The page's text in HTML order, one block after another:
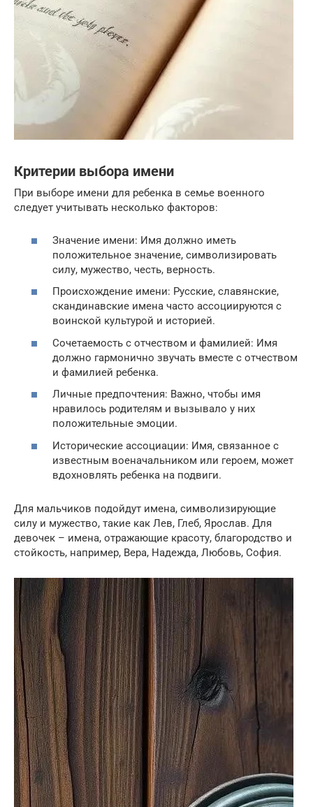
Критерии выбора имени
При выборе имени для ребенка в семье военного
следует учитывать несколько факторов:
Значение имени: Имя должно иметь
положительное значение, символизировать
силу, мужество, честь, верность.
Происхождение имени: Русские, славянские,
скандинавские имена часто ассоциируются с
воинской культурой и историей.
Сочетаемость с отчеством и фамилией: Имя
должно гармонично звучать вместе с отчеством
и фамилией ребенка.
Личные предпочтения: Важно, чтобы имя
нравилось родителям и вызывало у них
положительные эмоции.
Исторические ассоциации: Имя, связанное с
известным военачальником или героем, может
вдохновлять ребенка на подвиги.
Для мальчиков подойдут имена, символизирующие
силу и мужество, такие как Лев, Глеб, Ярослав. Для
девочек – имена, отражающие красоту, благородство и
стойкость, например, Вера, Надежда, Любовь, София.